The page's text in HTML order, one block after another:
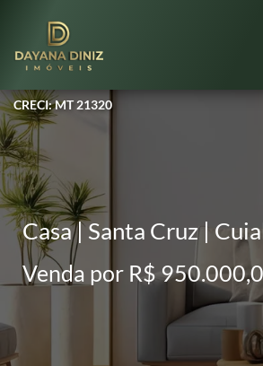
CRECI: MT 21320
Casa | Santa Cruz |
Venda por R$